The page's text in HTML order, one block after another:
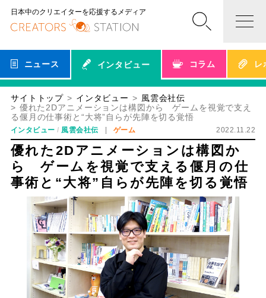
日本中のクリエイターを応援するメディア
ニュース インタビュー コラム レ
サイトトップ インタビュー
風雲会社伝
優れた2Dアニメーションは構図から ゲームを視覚で支え
る偃月の仕事術と“大将”自らが先陣を切る覚悟
インタビュー 風雲会社伝 ゲーム 2022.11.22
優れた2Dアニメーションは構図か
ら ゲームを視覚で支える偃月の仕
事術と“大将”自らが先陣を切る覚悟